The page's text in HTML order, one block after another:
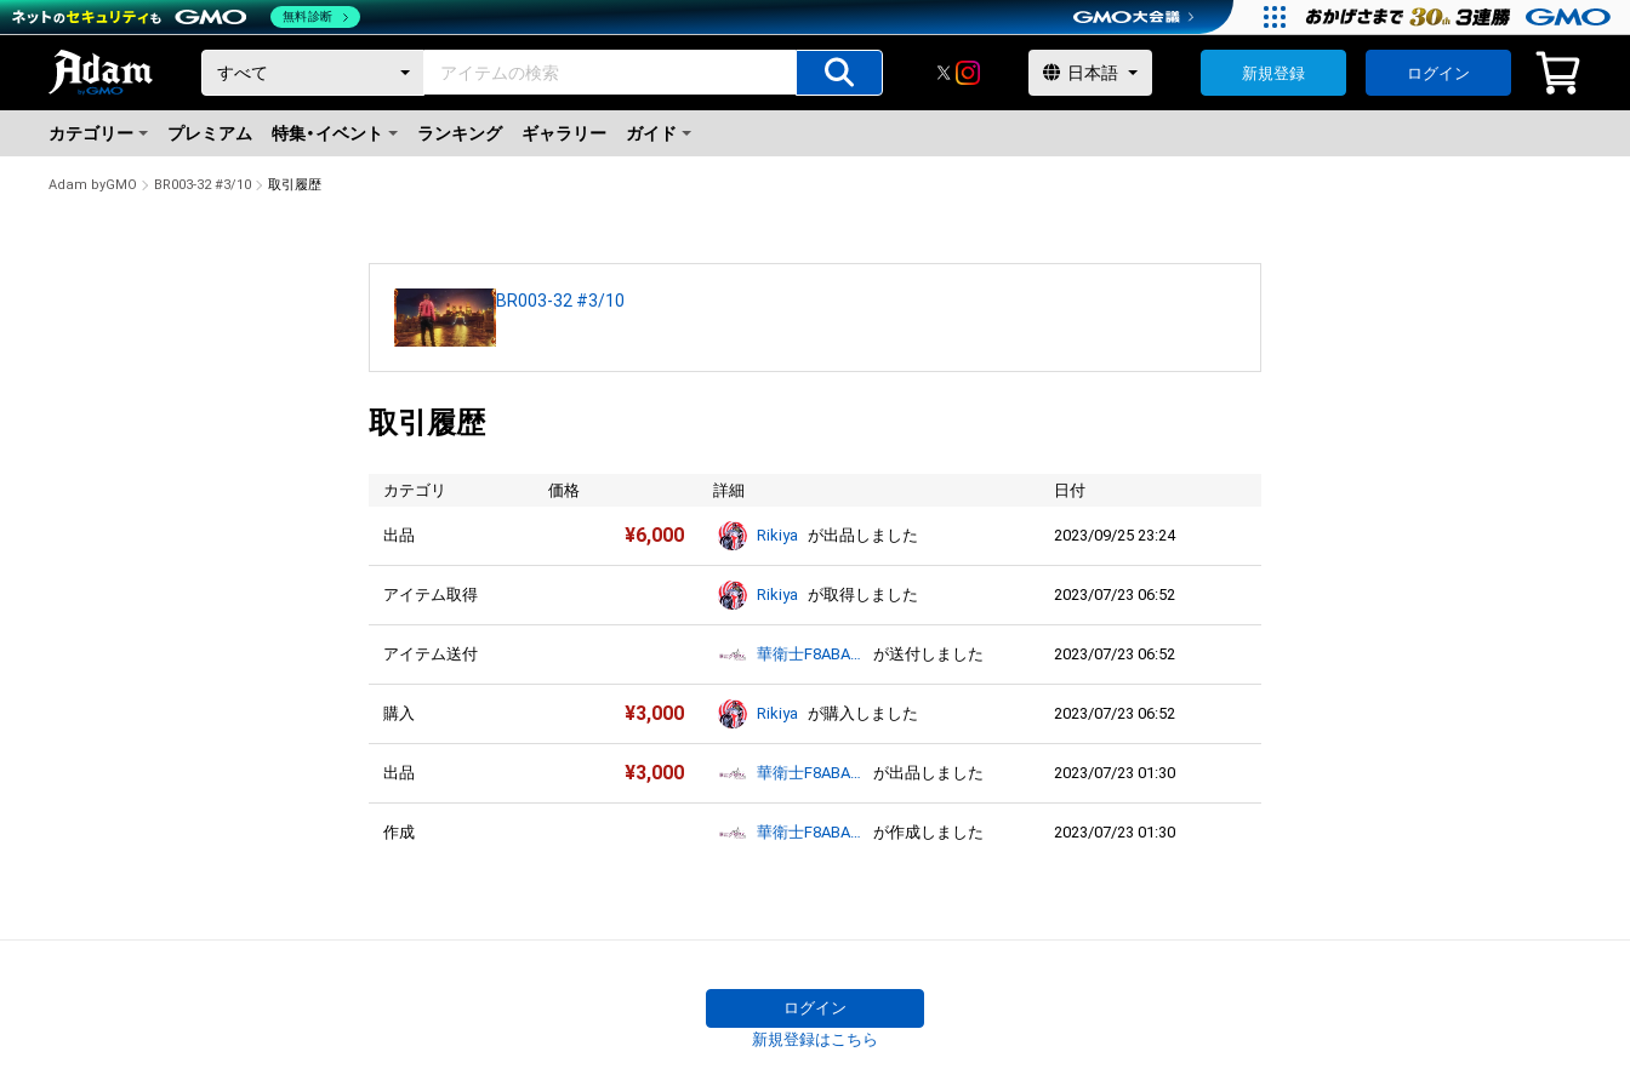
新規登録 ログイン
カテゴリー プレミアム 特集・イベント ランキング ギャラリー ガイド
Adam byGMO BR003-32 #3/10 取引履歴
BR003-32 #3/10
取引履歴
カテゴリ 価格 詳細 日付
出品 ¥6,000 Rikiya が出品しました 2023/09/25 23:24
アイテム取得 Rikiya が取得しました 2023/07/23 06:52
アイテム送付 華衛士F8ABA6ジサリス が送付しました 2023/07/23 06:52
購入 ¥3,000 Rikiya が購入しました 2023/07/23 06:52
出品 ¥3,000 華衛士F8ABA6ジサリス が出品しました 2023/07/23 01:30
作成 華衛士F8ABA6ジサリス が作成しました 2023/07/23 01:30
ログイン
新規登録はこちら
無料診断